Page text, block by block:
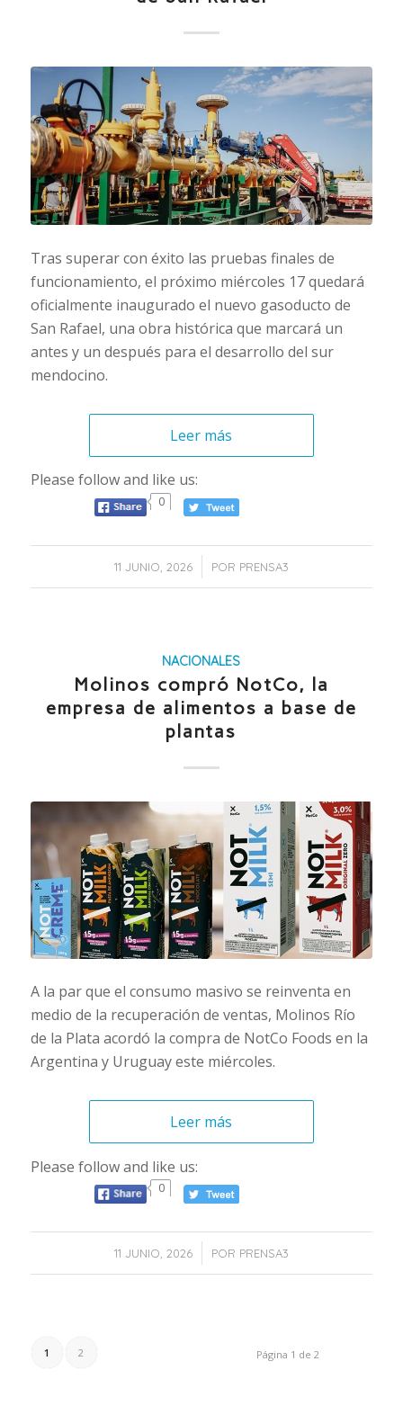
Tras superar con éxito las pruebas finales de
funcionamiento, el próximo miércoles 17 quedará
oficialmente inaugurado el nuevo gasoducto de
San Rafael, una obra histórica que marcará un
antes y un después para el desarrollo del sur
mendocino.
Leer más
Please follow and like us:
0
11 JUNIO, 2026
/ POR PRENSA3
NACIONALES
Molinos compró NotCo, la
empresa de alimentos a base de
plantas
A la par que el consumo masivo se reinventa en
medio de la recuperación de ventas, Molinos Río
de la Plata acordó la compra de NotCo Foods en la
Argentina y Uruguay este miércoles.
Leer más
Please follow and like us:
0
11 JUNIO, 2026
/ POR PRENSA3
Página 1 de 2
1 2